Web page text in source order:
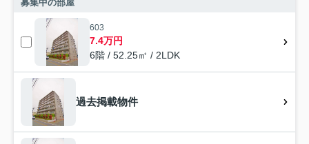
募集中の部屋
603
7.4万円
6階 / 52.25㎡ / 2LDK
過去掲載物件